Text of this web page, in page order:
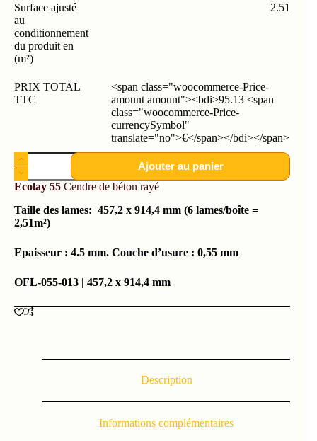
Surface ajusté
au
conditionnement
du produit en
(m²)
2.51
PRIX TOTAL
TTC
<span class="woocommerce-Price-
amount amount"><bdi>95.13 <span
class="woocommerce-Price-
currencySymbol"
translate="no">€</span></bdi></span>
Ajouter au panier
Ecolay 55 Cendre de béton rayé
Taille des lames: 457,2 x 914,4 mm (6 lames/boîte =
2,51m²)
Epaisseur : 4.5 mm. Couche d’usure : 0,55 mm
OFL-055-013 | 457,2 x 914,4 mm
Description
Informations complémentaires